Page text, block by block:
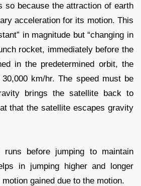
so because the attraction of earth
acceleration for its motion. This
in magnitude but “changing in
rocket, immediately before the
in the predetermined orbit, the
km/hr. The speed must be
brings the satellite back to
that the satellite escapes gravity
before jumping to maintain
in jumping higher and longer
gained due to the motion.